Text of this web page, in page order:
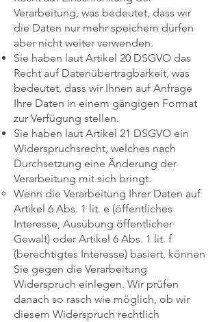
Verarbeitung, was bedeutet, dass wir
die Daten nur mehr speichern dürfen
aber nicht weiter verwenden.
Sie haben laut Artikel 20 DSGVO das
Recht auf Datenübertragbarkeit, was
bedeutet, dass wir Ihnen auf Anfrage
Ihre Daten in einem gängigen Format
zur Verfügung stellen.
Sie haben laut Artikel 21 DSGVO ein
Widerspruchsrecht, welches nach
Durchsetzung eine Änderung der
Verarbeitung mit sich bringt.
Wenn die Verarbeitung Ihrer Daten auf
Artikel 6 Abs. 1 lit. e (öffentliches
Interesse, Ausübung öffentlicher
Gewalt) oder Artikel 6 Abs. 1 lit. f
(berechtigtes Interesse) basiert, können
Sie gegen die Verarbeitung
Widerspruch einlegen. Wir prüfen
danach so rasch wie möglich, ob wir
diesem Widerspruch rechtlich